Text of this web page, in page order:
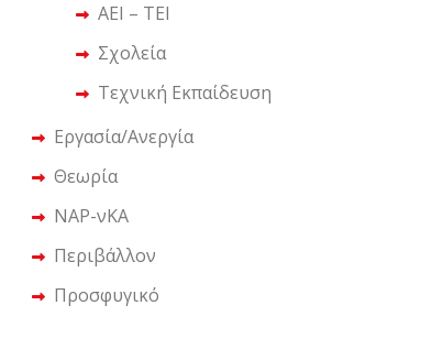
ΑΕΙ – ΤΕΙ
Σχολεία
Τεχνική Εκπαίδευση
Εργασία/Ανεργία
Θεωρία
ΝΑΡ-νΚΑ
Περιβάλλον
Προσφυγικό